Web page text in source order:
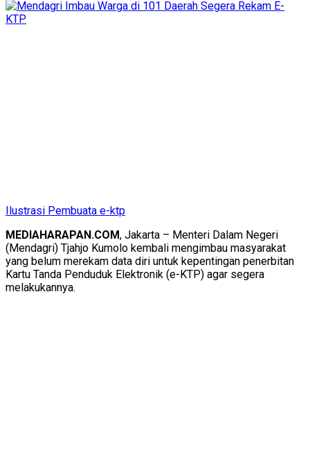
Ilustrasi Pembuata e-ktp
MEDIAHARAPAN.COM, Jakarta – Menteri Dalam Negeri
(Mendagri) Tjahjo Kumolo kembali mengimbau masyarakat
yang belum merekam data diri untuk kepentingan penerbitan
Kartu Tanda Penduduk Elektronik (e-KTP) agar segera
melakukannya.